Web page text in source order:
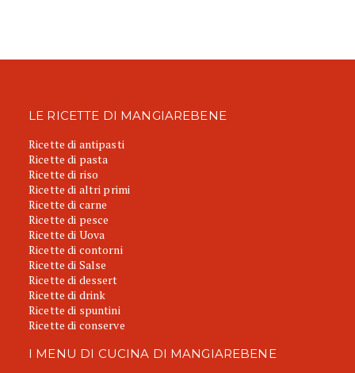
LE RICETTE DI MANGIAREBENE
Ricette di antipasti
Ricette di pasta
Ricette di riso
Ricette di altri primi
Ricette di carne
Ricette di pesce
Ricette di Uova
Ricette di contorni
Ricette di Salse
Ricette di dessert
Ricette di drink
Ricette di spuntini
Ricette di conserve
I MENU DI CUCINA DI MANGIAREBENE